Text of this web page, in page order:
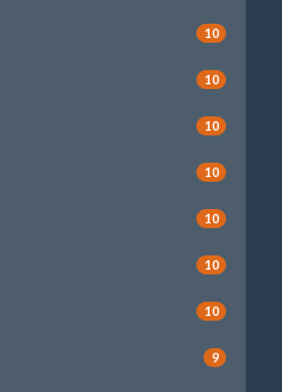
10
10
10
10
10
10
10
9